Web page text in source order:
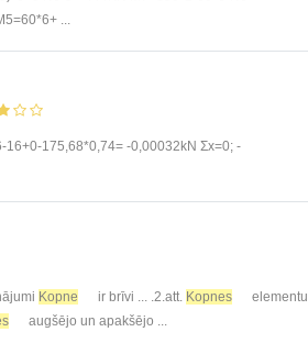
...
175,68*0,74= -0,00032kN Σx=0; -
Kopne ir brīvi ... .2.att. Kopnes
elementu
augšējo un apakšējo ...